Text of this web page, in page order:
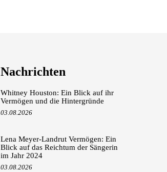
Nachrichten
Whitney Houston: Ein Blick auf ihr
Vermögen und die Hintergründe
03.08.2026
Lena Meyer-Landrut Vermögen: Ein
Blick auf das Reichtum der Sängerin
im Jahr 2024
03.08.2026